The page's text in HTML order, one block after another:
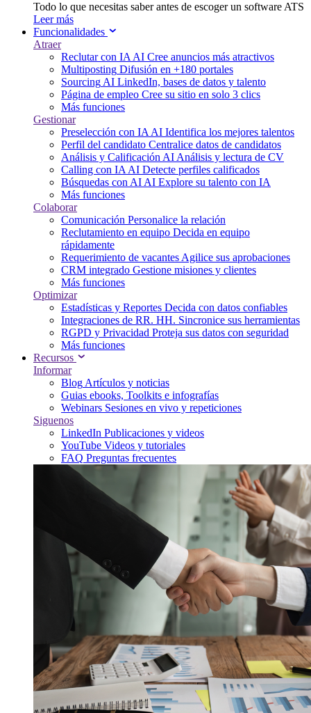
Todo lo que necesitas saber antes de escoger un software ATS
Leer más
Funcionalidades
Atraer
Reclutar con IA AI Cree anuncios más atractivos
Multiposting Difusión en +180 portales
Sourcing AI LinkedIn, bases de datos y talento
Página de empleo Cree su sitio en solo 3 clics
Más funciones
Gestionar
Preselección con IA AI Identifica los mejores talentos
Perfil del candidato Centralice datos de candidatos
Análisis y Calificación AI Análisis y lectura de CV
Calling con IA AI Detecte perfiles calificados
Búsquedas con AI AI Explore su talento con IA
Más funciones
Colaborar
Comunicación Personalice la relación
Reclutamiento en equipo Decida en equipo
rápidamente
Requerimiento de vacantes Agilice sus aprobaciones
CRM integrado Gestione misiones y clientes
Más funciones
Optimizar
Estadísticas y Reportes Decida con datos confiables
Integraciones de RR. HH. Sincronice sus herramientas
RGPD y Privacidad Proteja sus datos con seguridad
Más funciones
Recursos
Informar
Blog Artículos y noticias
Guias ebooks, Toolkits e infografías
Webinars Sesiones en vivo y repeticiones
Siguenos
LinkedIn Publicaciones y videos
YouTube Videos y tutoriales
FAQ Preguntas frecuentes